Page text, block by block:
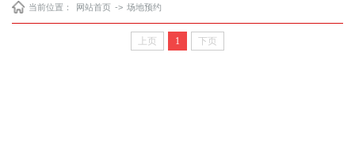
当前位置： 网站首页 -> 场地预约
上页 1 下页